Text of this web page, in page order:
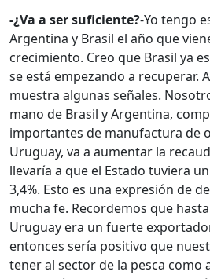
-¿Va a ser suficiente?-Yo tengo
Argentina y Brasil el año que
crecimiento. Creo que Brasil ya
se está empezando a recuperar.
muestra algunas señales.
mano de Brasil y Argentina,
importantes de manufactura de
Uruguay, va a aumentar la
llevaría a que el Estado tuviera
3,4%. Esto es una expresión de
mucha fe. Recordemos que
Uruguay era un fuerte
entonces sería positivo que
tener al sector de la pesca como